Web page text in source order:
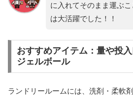
に入れてそのまま運ぶ
は大活躍でした！！
おすすめアイテム：量や投
ジェルボール
ランドリールームには、洗剤・柔軟